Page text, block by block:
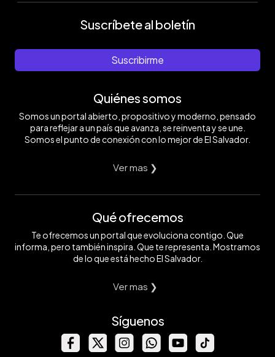
Suscríbete al boletín
Suscribirme
Quiénes somos
Somos un portal abierto, propositivo y moderno, pensado
para reflejar a un país que avanza, se reinventa y se une.
Somos el punto de conexión con lo mejor de El Salvador.
Ver mas ❯
Qué ofrecemos
Te ofrecemos un portal que evoluciona contigo. Que
informa, pero también inspira. Que te representa. Mostramos
de lo que está hecho El Salvador.
Ver mas ❯
Síguenos